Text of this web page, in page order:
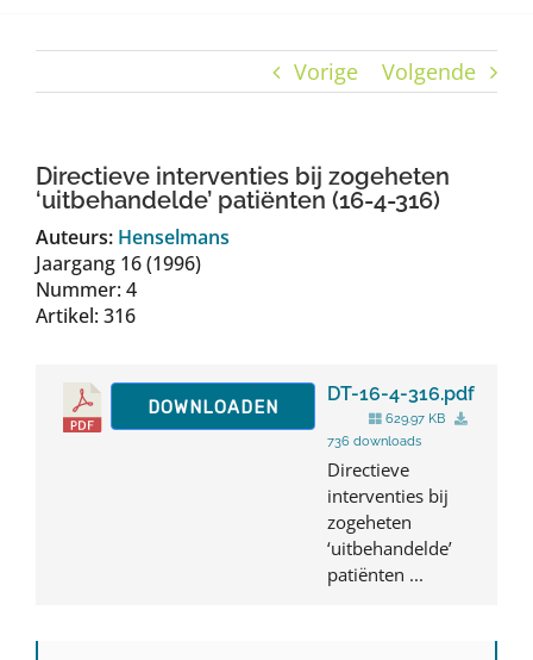
TDT Overzicht
Over Dth
Vorige Volgende
Directieve interventies bij zogeheten
‘uitbehandelde’ patiënten (16-4-316)
Auteurs: Henselmans
Jaargang 16 (1996)
Nummer: 4
Artikel: 316
DOWNLOADEN
DT-16-4-316.pdf
629.97 KB
736 downloads
Directieve
interventies bij
zogeheten
‘uitbehandelde’
patiënten ...